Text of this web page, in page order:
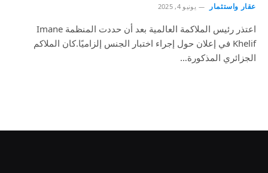
عقار واستثمار يونيو 4, 2025
اعتذر رئيس الملاكمة العالمية بعد أن حددت المنظمة Imane
Khelif في إعلان حول إجراء اختبار الجنس إلزاميًا.كان الملاكم
الجزائري المذكورة…